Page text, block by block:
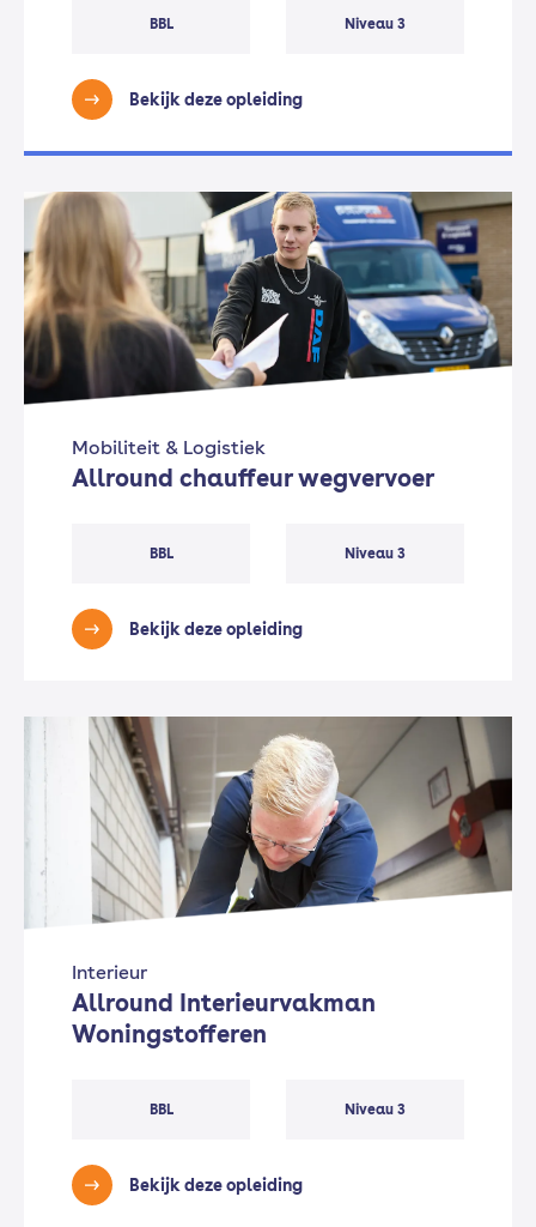
BBL Niveau 3
Bekijk deze opleiding
Mobiliteit & Logistiek
Allround chauffeur wegvervoer
BBL Niveau 3
Bekijk deze opleiding
Interieur
Allround Interieurvakman
Woningstofferen
BBL Niveau 3
Bekijk deze opleiding